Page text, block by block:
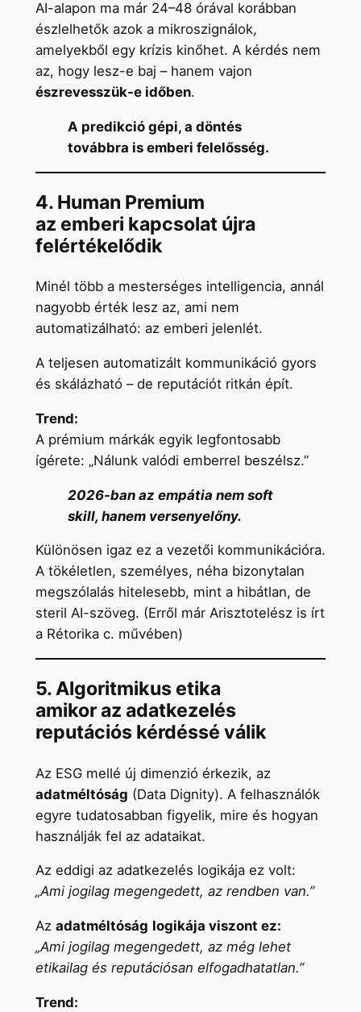
AI-alapon ma már 24–48 órával korábban
észlelhetők azok a mikroszignálok,
amelyekből egy krízis kinőhet. A kérdés nem
az, hogy lesz-e baj – hanem vajon
észrevesszük-e időben.
A predikció gépi, a döntés
továbbra is emberi felelősség.
4. Human Premium
az emberi kapcsolat újra
felértékelődik
Minél több a mesterséges intelligencia, annál
nagyobb érték lesz az, ami nem
automatizálható: az emberi jelenlét.
A teljesen automatizált kommunikáció gyors
és skálázható – de reputációt ritkán épít.
Trend:
A prémium márkák egyik legfontosabb
ígérete: „Nálunk valódi emberrel beszélsz.”
2026-ban az empátia nem soft
skill, hanem versenyelőny.
Különösen igaz ez a vezetői kommunikációra.
A tökéletlen, személyes, néha bizonytalan
megszólalás hitelesebb, mint a hibátlan, de
steril AI-szöveg. (Erről már Arisztotelész is írt
a Rétorika c. művében)
5. Algoritmikus etika
amikor az adatkezelés
reputációs kérdéssé válik
Az ESG mellé új dimenzió érkezik, az
adatméltóság (Data Dignity). A felhasználók
egyre tudatosabban figyelik, mire és hogyan
használják fel az adataikat.
Az eddigi az adatkezelés logikája ez volt:
„Ami jogilag megengedett, az rendben van.”
Az adatméltóság logikája viszont ez:
„Ami jogilag megengedett, az még lehet
etikailag és reputációsan elfogadhatatlan.”
Trend: